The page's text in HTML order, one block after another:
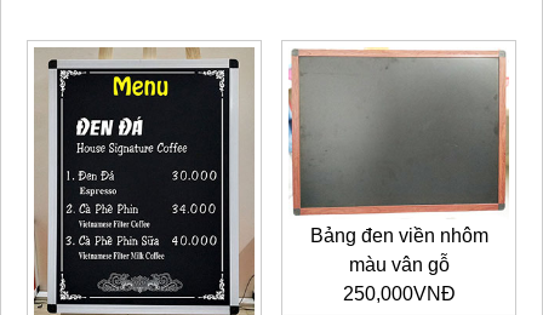
Bảng đen viền nhôm
màu vân gỗ
250,000VNĐ